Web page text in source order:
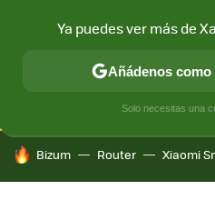
CONECTIVIDAD MÓVIL Y
HOY SE HABLA DE
Bizum Router Xiaomi
Ya puedes ver más de
Añádenos
Solo necesitas una